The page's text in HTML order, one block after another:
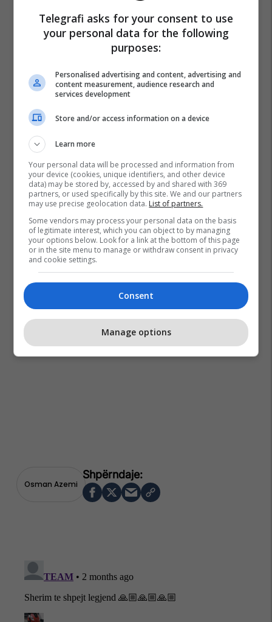
Osman Azemi
Telegrafi asks for your consent to use
your personal data for the following
purposes:
Personalised advertising and content, advertising and
content measurement, audience research and
services development
Store and/or access information on a device
Learn more
Your personal data will be processed and information from
your device (cookies, unique identifiers, and other device
data) may be stored by, accessed by and shared with 369
partners, or used specifically by this site. We and our partners
may use precise geolocation data. List of partners.
Some vendors may process your personal data on the basis
of legitimate interest, which you can object to by managing
your options below. Look for a link at the bottom of this page
or in the site menu to manage or withdraw consent in privacy
and cookie settings.
Consent
Manage options